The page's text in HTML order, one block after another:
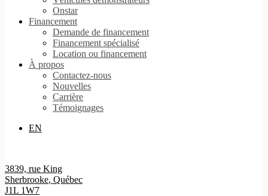
Onstar
Financement
Demande de financement
Financement spécialisé
Location ou financement
À propos
Contactez-nous
Nouvelles
Carrière
Témoignages
EN
3839, rue King
Sherbrooke, Québec
J1L 1W7